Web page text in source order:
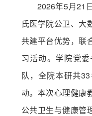
2026年5月21
氏医学院公卫、大
共建平台优势，联
习活动。学院党
队，全院本研共
动。本次心理健康
公共卫生与健康管